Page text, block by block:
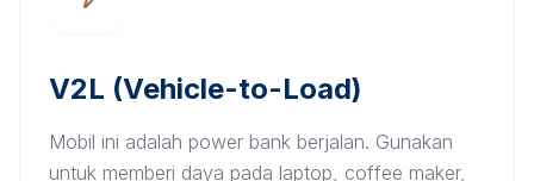
V2L (Vehicle-to-Load)
Mobil ini adalah power bank berjalan. Gunakan
untuk memberi daya pada laptop, coffee maker,